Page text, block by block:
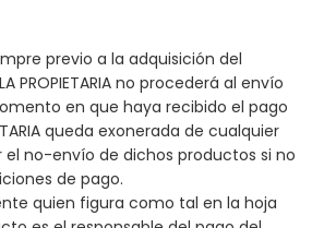
previo a la adquisición del
PROPIETARIA no procederá al envío
en que haya recibido el pago
queda exonerada de cualquier
no-envío de dichos productos si no
de pago.
quien figura como tal en la hoja